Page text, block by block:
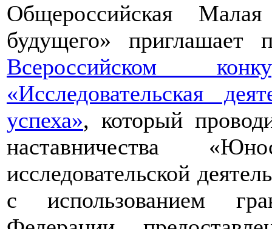
Общероссийская
будущего» приглашает
Всероссийском
«Исследовательская
успеха», который
наставничества
исследовательской
с использованием